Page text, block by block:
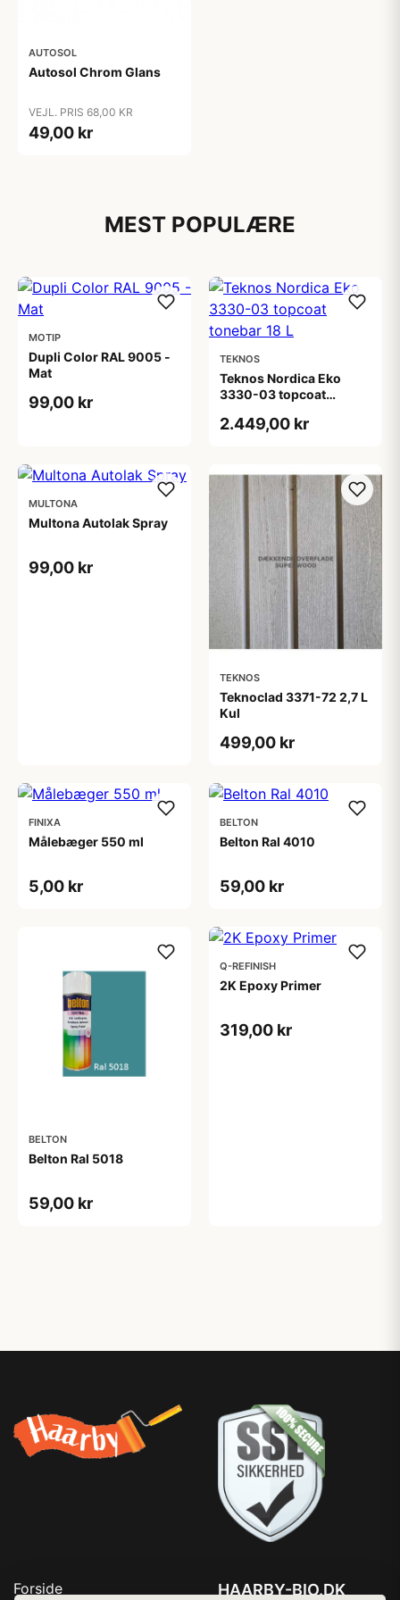
AUTOSOL
Autosol Chrom Glans
VEJL. PRIS 68,00 KR
49,00 kr
MEST POPULÆRE
MOTIP
Dupli Color RAL 9005 -
Mat
99,00 kr
TEKNOS
Teknos Nordica Eko
3330-03 topcoat
2.449,00 kr
MULTONA
Multona Autolak Spray
99,00 kr
TEKNOS
Teknoclad 3371-72 2,7 L
Kul
499,00 kr
FINIXA
Målebæger 550 ml
5,00 kr
BELTON
Belton Ral 4010
59,00 kr
BELTON
Belton Ral 5018
59,00 kr
Q-REFINISH
2K Epoxy Primer
319,00 kr
Forside HAARBY-BIO.DK